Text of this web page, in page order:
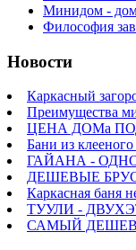
Минидом -
Философия
Новости
Каркасный
Преимущества
ЦЕНА ДОМа
Бани из клееного
ГАЙАНА -
ДЕШЕВЫЕ
Каркасная баня
ТУУЛИ -
САМЫЙ